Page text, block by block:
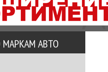
МАРКАМ АВТО